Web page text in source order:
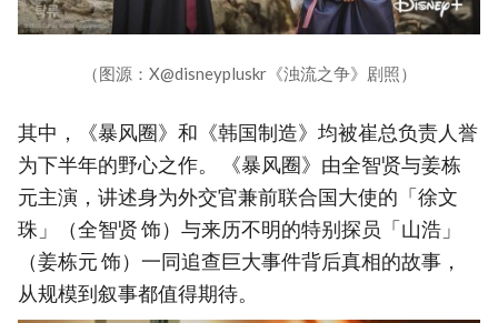
（图源：X@disneypluskr《浊流之争》剧照）
其中，《暴风圈》和《韩国制造》均被崔总负责人誉
为下半年的野心之作。 《暴风圈》由全智贤与姜栋
元主演，讲述身为外交官兼前联合国大使的「徐文
珠」（全智贤 饰）与来历不明的特别探员「山浩」
（姜栋元 饰）一同追查巨大事件背后真相的故事，
从规模到叙事都值得期待。